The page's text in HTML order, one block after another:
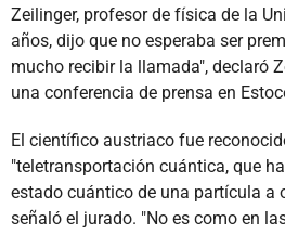
Zeilinger, profesor de física de la
años, dijo que no esperaba ser
mucho recibir la llamada", declaró
una conferencia de prensa en
El científico austriaco fue
"teletransportación cuántica, que
estado cuántico de una partícula a
señaló el jurado. "No es como en